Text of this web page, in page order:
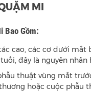
MI
Bao Gồm:
cao, các cơ dưới mắt
đây là nguyên
thuật vùng mắt
hoặc cuộc phẫu